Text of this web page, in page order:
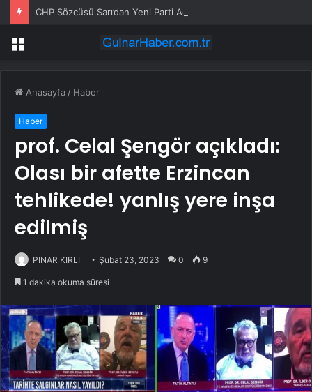
Menü
Anasayfa / Haber
Haber
prof. Celal Şengör açıkladı:
Olası bir afette Erzincan
tehlikede! yanlış yere inşa
edilmiş
PINAR KIRLI Şubat 23, 2023 0 9
1 dakika okuma süresi